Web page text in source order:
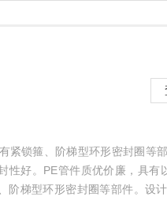
紧锁箍、阶梯型环形密封圈等
性好。PE管件质优价廉，具有
阶梯型环形密封圈等部件。设